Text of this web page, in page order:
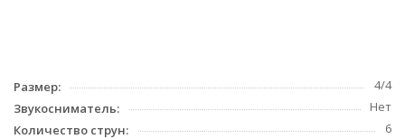
Размер:
4/4
Звукосниматель:
Нет
Количество струн:
6